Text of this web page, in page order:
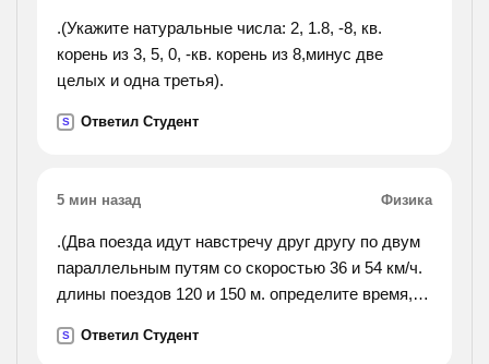
.(Укажите натуральные числа: 2, 1.8, -8, кв.
корень из 3, 5, 0, -кв. корень из 8,минус две
целых и одна третья).
S Ответил Студент
5 мин назад Физика
.(Два поезда идут навстречу друг другу по двум
параллельным путям со скоростью 36 и 54 км/ч.
длины поездов 120 и 150 м. определите время, в
друга. с каким телом вы связали систему
S Ответил Студент